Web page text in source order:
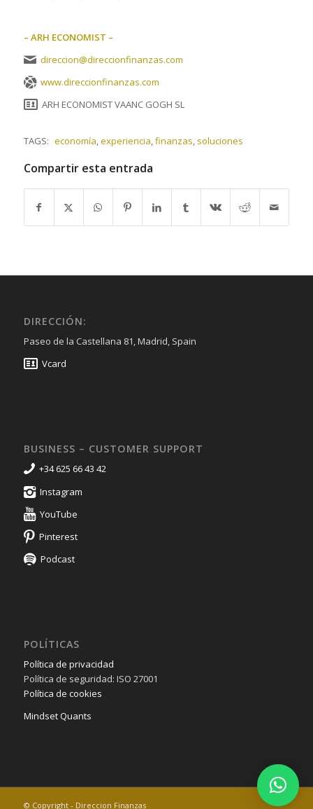
– ARH ECONOMIST –
direccion@direccionfinanzas.com
www.direccionfinanzas.com
ARH ECONOMIST VAANC GOGH SL
TAGS: economía,experiencia,finanzas, soluciones
Compartir esta entrada
DIRECCIÓN:
Paseo de la Castellana 81, Madrid, Spain
Vcard
BUSINESS – CUSTOMER SUPPORT
+34 625 66 43 42
Instagram
YouTube
Pinterest
Podcast
POLÍTICAS
Política de privacidad
Política de seguridad: ISO 27001
Política de cookies
Mindset Quants
© Copyright - Direccion Finanzas